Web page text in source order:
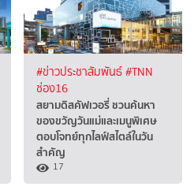
#ข่าวประชาสัมพันธ์#TNN
ช่อง16
สยามดิสคัฟเวอรี่ ชวนค้นหา
ของขวัญวันแม่และเมนูพิเศษ
ตอบโจทย์ทุกไลฟ์สไตล์ในวัน
สำคัญ
17